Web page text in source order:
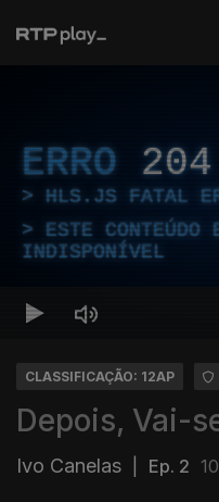
ERRO 204
HLS.JS FATAL
ESTE CONTEÚDO
INDISPONÍVEL
CLASSIFICAÇÃO: 12AP
Depois, Vai-
Ivo Canelas Ep. 2